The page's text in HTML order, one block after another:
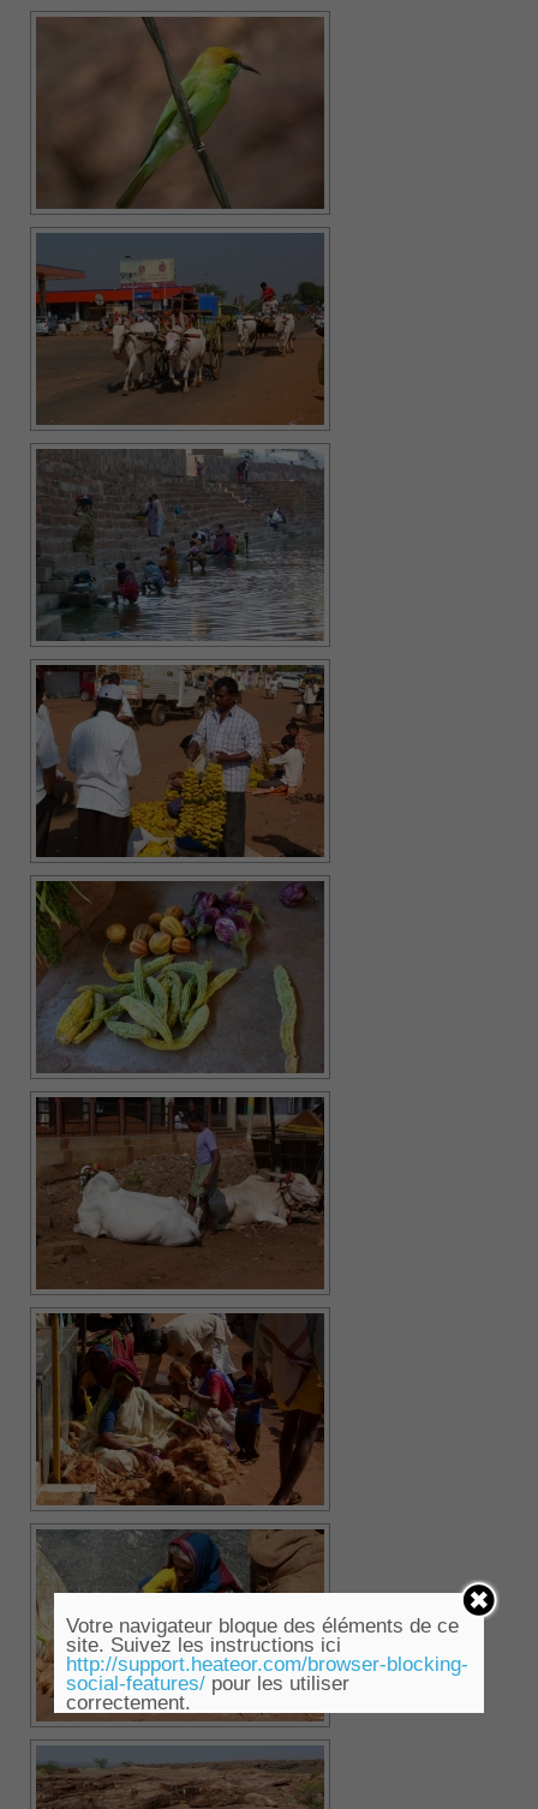
Votre navigateur bloque des éléments de ce
site. Suivez les instructions ici
http://support.heateor.com/browser-blocking-
social-features/pour les utiliser
correctement.